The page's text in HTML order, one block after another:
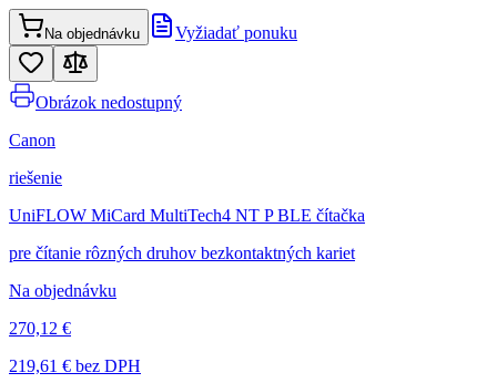
Na objednávku Vyžiadať ponuku
Obrázok nedostupný
Canon
riešenie
UniFLOW MiCard MultiTech4 NT P BLE čítačka
pre čítanie rôzných druhov bezkontaktných kariet
Na objednávku
270,12 €
219,61 € bez DPH